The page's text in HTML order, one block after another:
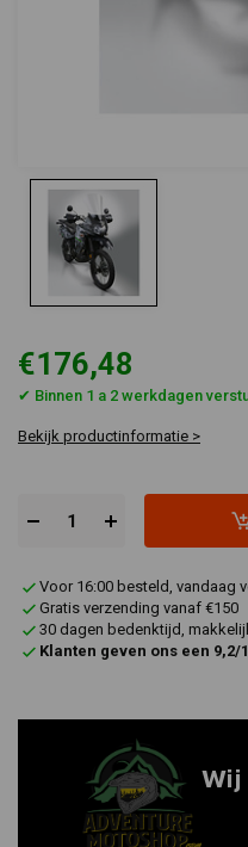
€176,48
✔ Binnen 1 a 2 werkdagen
Bekijk productinformatie >
Voor 16:00 besteld, vandaag
Gratis verzending vanaf €150
30 dagen bedenktijd,
Klanten geven ons een 9,2/
Wij